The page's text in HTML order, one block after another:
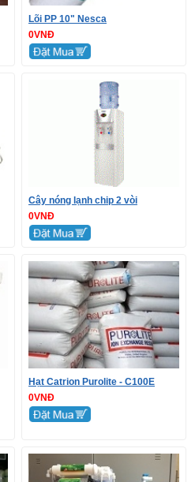
Lõi PP 10" Nesca
0VNĐ
Cây nóng lạnh chip 2 vòi
0VNĐ
Hạt Catrion Purolite - C100E
0VNĐ